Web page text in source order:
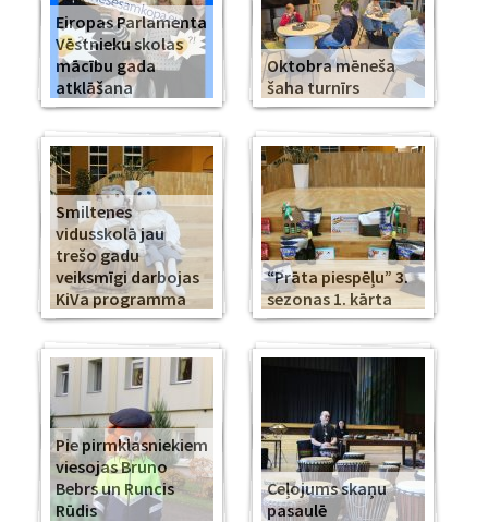
Eiropas Parlamenta
Vēstnieku skolas
mācību gada
atklāšana
Oktobra mēneša
šaha turnīrs
Smiltenes
vidusskolā jau
trešo gadu
veiksmīgi darbojas
KiVa programma
“Prāta piespēļu” 3.
sezonas 1. kārta
Pie pirmklasniekiem
viesojas Bruno
Bebrs un Runcis
Rūdis
Ceļojums skaņu
pasaulē